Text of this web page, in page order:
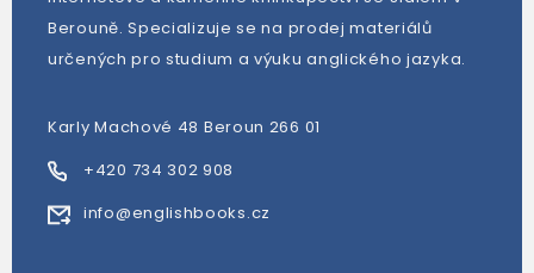
Berouně. Specializuje se na prodej materiálů
určených pro studium a výuku anglického jazyka.
Karly Machové 48 Beroun 266 01
+420 734 302 908
info@englishbooks.cz